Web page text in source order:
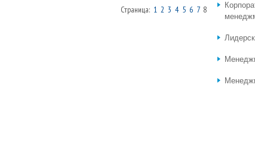
Страница: 1 2 3 4 5 6 78